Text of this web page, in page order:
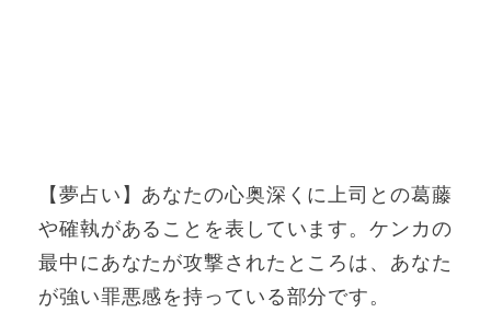
【夢占い】あなたの心奥深くに上司との葛藤
や確執があることを表しています。ケンカの
最中にあなたが攻撃されたところは、あなた
が強い罪悪感を持っている部分です。